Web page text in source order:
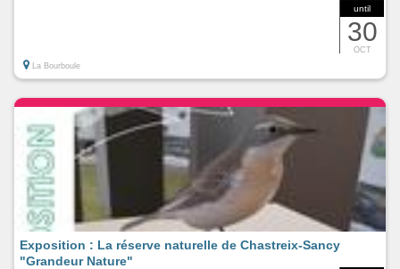
until
30
OCT
La Bourboule
Exposition : La réserve naturelle de Chastreix-Sancy
"Grandeur Nature"